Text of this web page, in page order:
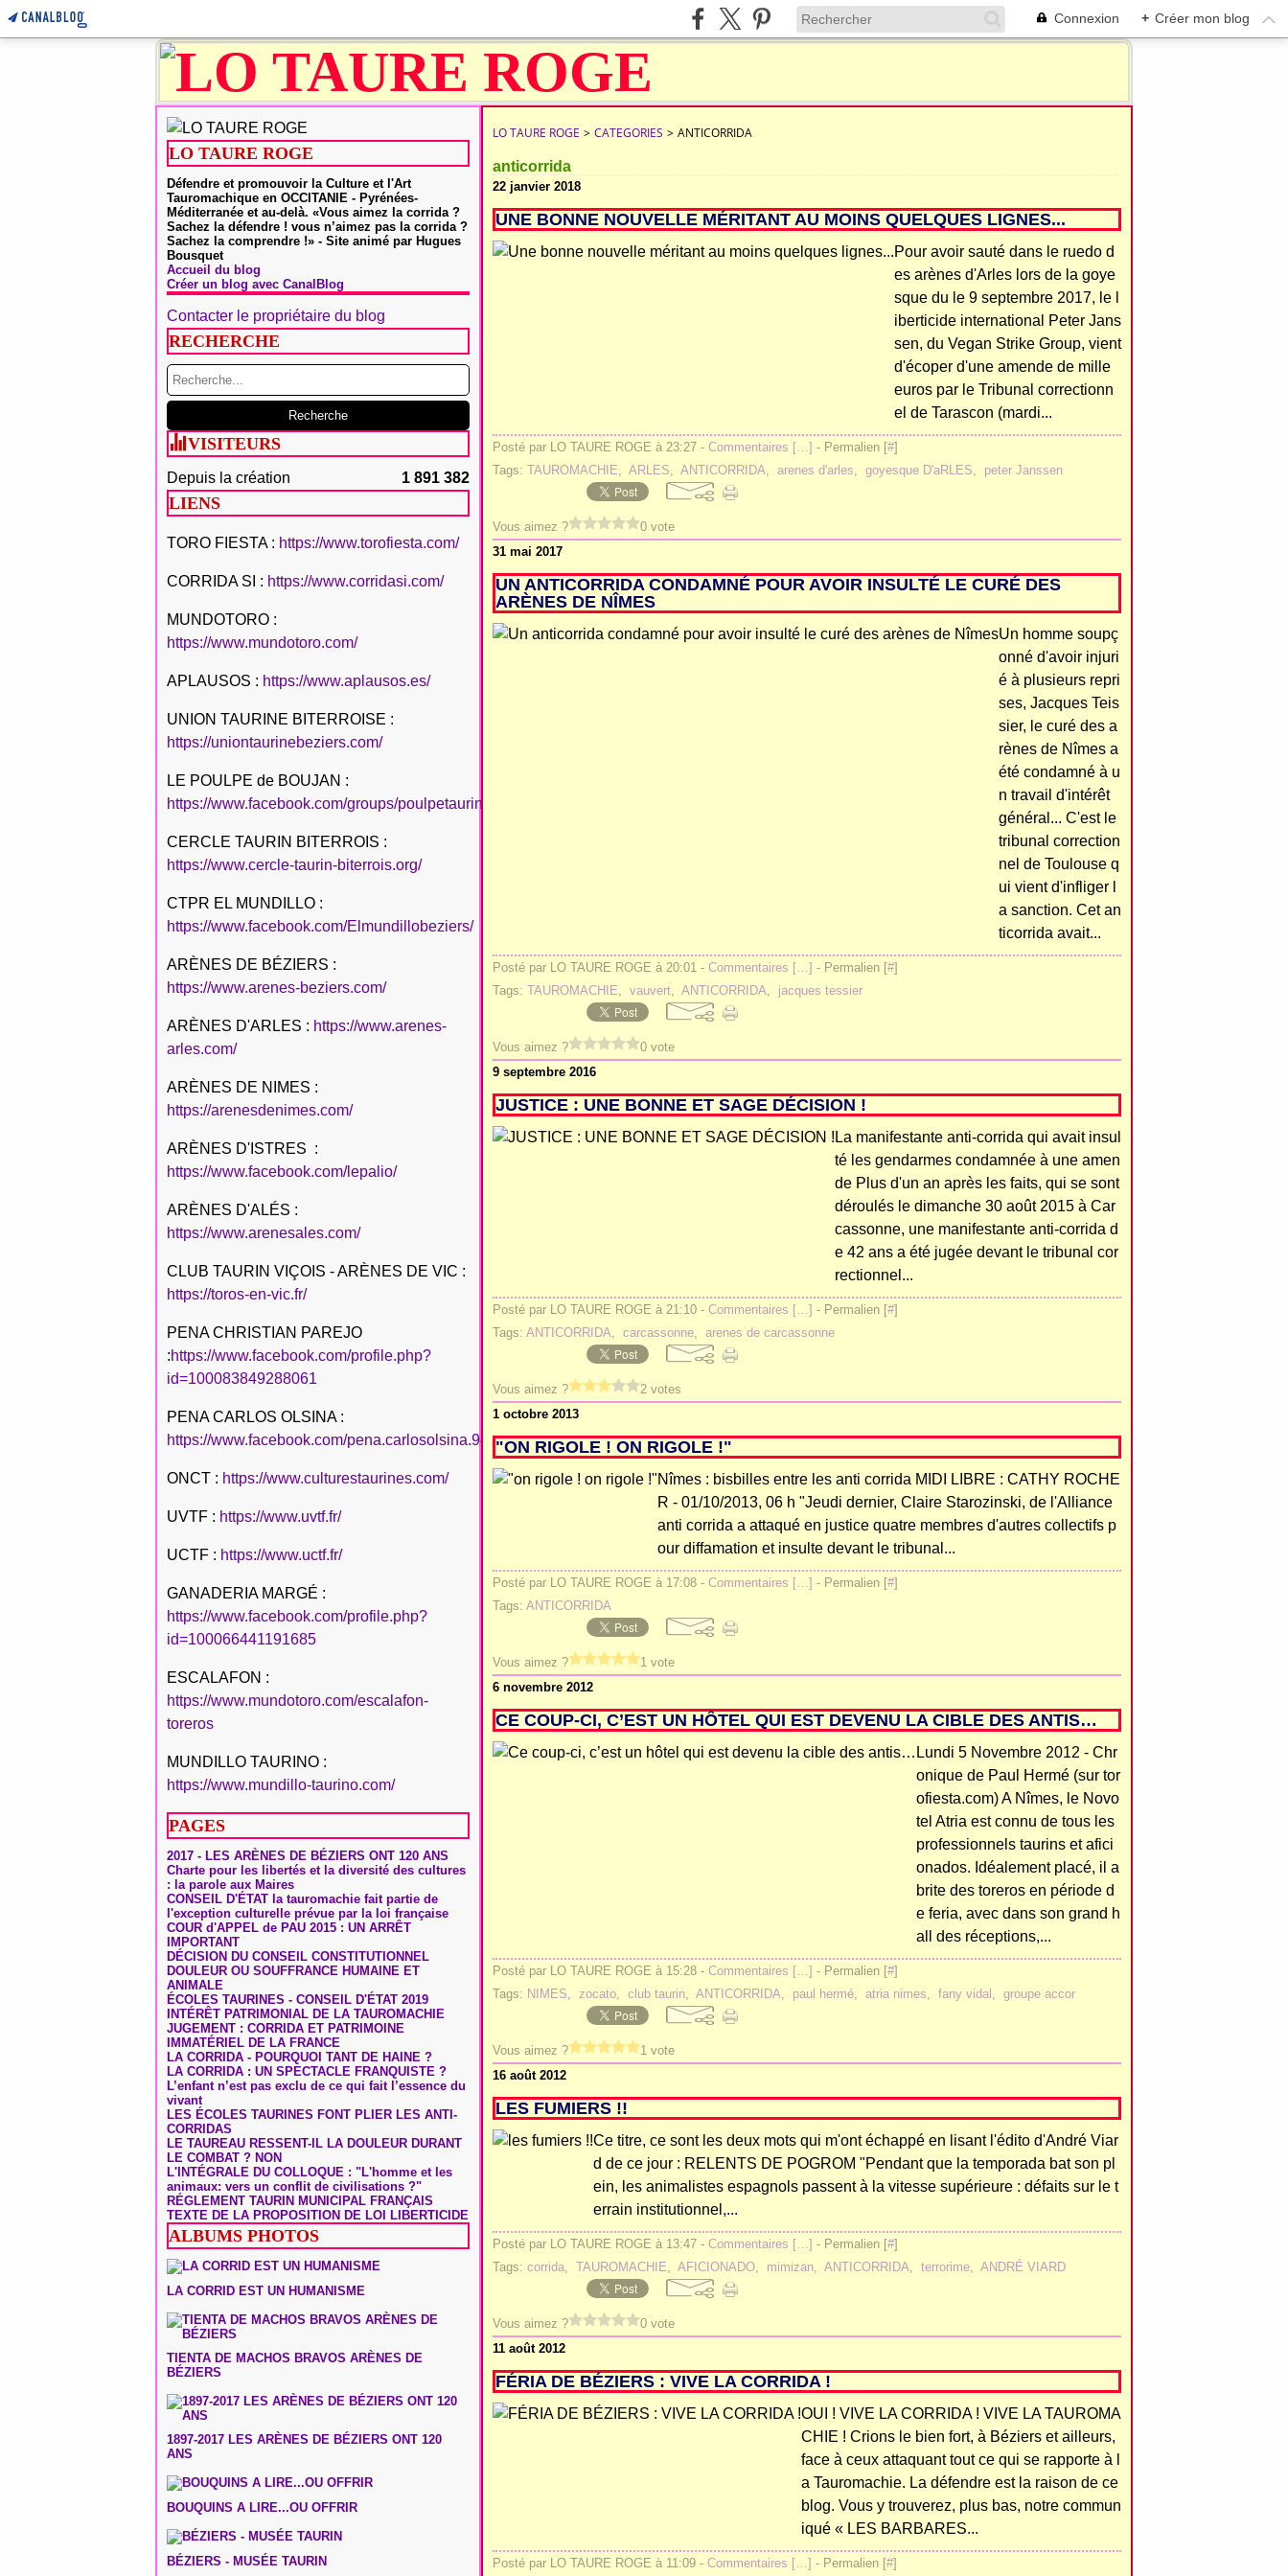
Connexion + Créer mon blog
LO TAURE ROGE
Défendre et promouvoir la Culture et l'Art
Tauromachique en OCCITANIE - Pyrénées-
Méditerranée et au-delà. «Vous aimez la corrida ?
Sachez la défendre ! vous n’aimez pas la corrida ?
Sachez la comprendre !» - Site animé par Hugues
Bousquet
Accueil du blog
Créer un blog avec CanalBlog
Contacter le propriétaire du blog
RECHERCHE
VISITEURS
Depuis la création 1 891 382
LIENS
TORO FIESTA : https://www.torofiesta.com/
CORRIDA SI : https://www.corridasi.com/
MUNDOTORO :
https://www.mundotoro.com/
APLAUSOS : https://www.aplausos.es/
UNION TAURINE BITERROISE :
https://uniontaurinebeziers.com/
LE POULPE de BOUJAN :
https://www.facebook.com/groups/poulpetaurinboujan/
CERCLE TAURIN BITERROIS :
https://www.cercle-taurin-biterrois.org/
CTPR EL MUNDILLO :
https://www.facebook.com/Elmundillobeziers/
ARÈNES DE BÉZIERS :
https://www.arenes-beziers.com/
ARÈNES D'ARLES : https://www.arenes-
arles.com/
ARÈNES DE NIMES :
https://arenesdenimes.com/
ARÈNES D'ISTRES :
https://www.facebook.com/lepalio/
ARÈNES D'ALÉS :
https://www.arenesales.com/
CLUB TAURIN VIÇOIS - ARÈNES DE VIC :
https://toros-en-vic.fr/
PENA CHRISTIAN PAREJO
:https://www.facebook.com/profile.php?
id=100083849288061
PENA CARLOS OLSINA :
https://www.facebook.com/pena.carlosolsina.94
ONCT : https://www.culturestaurines.com/
UVTF : https://www.uvtf.fr/
UCTF : https://www.uctf.fr/
GANADERIA MARGÉ :
https://www.facebook.com/profile.php?
id=100066441191685
ESCALAFON :
https://www.mundotoro.com/escalafon-
toreros
MUNDILLO TAURINO :
https://www.mundillo-taurino.com/
PAGES
2017 - LES ARÈNES DE BÉZIERS ONT 120 ANS
Charte pour les libertés et la diversité des cultures
: la parole aux Maires
CONSEIL D'ÉTAT la tauromachie fait partie de
l'exception culturelle prévue par la loi française
COUR d'APPEL de PAU 2015 : UN ARRÊT
IMPORTANT
DÉCISION DU CONSEIL CONSTITUTIONNEL
DOULEUR OU SOUFFRANCE HUMAINE ET
ANIMALE
ÉCOLES TAURINES - CONSEIL D'ÉTAT 2019
INTÉRÊT PATRIMONIAL DE LA TAUROMACHIE
JUGEMENT : CORRIDA ET PATRIMOINE
IMMATÉRIEL DE LA FRANCE
LA CORRIDA - POURQUOI TANT DE HAINE ?
LA CORRIDA : UN SPECTACLE FRANQUISTE ?
L’enfant n’est pas exclu de ce qui fait l’essence du
vivant
LES ÉCOLES TAURINES FONT PLIER LES ANTI-
CORRIDAS
LE TAUREAU RESSENT-IL LA DOULEUR DURANT
LE COMBAT ? NON
L'INTÉGRALE DU COLLOQUE : "L'homme et les
animaux: vers un conflit de civilisations ?"
RÉGLEMENT TAURIN MUNICIPAL FRANÇAIS
TEXTE DE LA PROPOSITION DE LOI LIBERTICIDE
ALBUMS PHOTOS
LA CORRID EST UN HUMANISME
TIENTA DE MACHOS BRAVOS ARÈNES DE
BÉZIERS
1897-2017 LES ARÈNES DE BÉZIERS ONT 120
ANS
BOUQUINS A LIRE...OU OFFRIR
BÉZIERS - MUSÉE TAURIN
LO TAURE ROGE > CATEGORIES > ANTICORRIDA
anticorrida
22 janvier 2018
UNE BONNE NOUVELLE MÉRITANT AU MOINS QUELQUES LIGNES...
Pour avoir sauté dans le ruedo d
es arènes d'Arles lors de la goye
sque du le 9 septembre 2017, le l
iberticide international Peter Jans
sen, du Vegan Strike Group, vient
d'écoper d'une amende de mille
euros par le Tribunal correctionn
el de Tarascon (mardi...
Posté par LO TAURE ROGE à 23:27 - Commentaires […] - Permalien [#]
Tags: TAUROMACHIE, ARLES, ANTICORRIDA, arenes d'arles, goyesque D'aRLES, peter Janssen
Vous aimez ?
0 vote
31 mai 2017
UN ANTICORRIDA CONDAMNÉ POUR AVOIR INSULTÉ LE CURÉ DES
ARÈNES DE NÎMES
Un homme soupç
onné d'avoir injuri
é à plusieurs repri
ses, Jacques Teis
sier, le curé des a
rènes de Nîmes a
été condamné à u
n travail d'intérêt
général... C'est le
tribunal correction
nel de Toulouse q
ui vient d'infliger l
a sanction. Cet an
ticorrida avait...
Posté par LO TAURE ROGE à 20:01 - Commentaires […] - Permalien [#]
Tags: TAUROMACHIE, vauvert, ANTICORRIDA, jacques tessier
Vous aimez ?
0 vote
9 septembre 2016
JUSTICE : UNE BONNE ET SAGE DÉCISION !
La manifestante anti-corrida qui avait insul
té les gendarmes condamnée à une amen
de Plus d'un an après les faits, qui se sont
déroulés le dimanche 30 août 2015 à Car
cassonne, une manifestante anti-corrida d
e 42 ans a été jugée devant le tribunal cor
rectionnel...
Posté par LO TAURE ROGE à 21:10 - Commentaires […] - Permalien [#]
Tags: ANTICORRIDA, carcassonne, arenes de carcassonne
Vous aimez ?
2 votes
1 octobre 2013
"ON RIGOLE ! ON RIGOLE !"
Nîmes : bisbilles entre les anti corrida MIDI LIBRE : CATHY ROCHE
R - 01/10/2013, 06 h "Jeudi dernier, Claire Starozinski, de l'Alliance
anti corrida a attaqué en justice quatre membres d'autres collectifs p
our diffamation et insulte devant le tribunal...
Posté par LO TAURE ROGE à 17:08 - Commentaires […] - Permalien [#]
Tags: ANTICORRIDA
Vous aimez ?
1 vote
6 novembre 2012
CE COUP-CI, C’EST UN HÔTEL QUI EST DEVENU LA CIBLE DES ANTIS…
Lundi 5 Novembre 2012 - Chr
onique de Paul Hermé (sur tor
ofiesta.com) A Nîmes, le Novo
tel Atria est connu de tous les
professionnels taurins et afici
onados. Idéalement placé, il a
brite des toreros en période d
e feria, avec dans son grand h
all des réceptions,...
Posté par LO TAURE ROGE à 15:28 - Commentaires […] - Permalien [#]
Tags: NIMES, zocato, club taurin, ANTICORRIDA, paul hermé, atria nimes, fany vidal , groupe accor
Vous aimez ?
1 vote
16 août 2012
LES FUMIERS !!
Ce titre, ce sont les deux mots qui m'ont échappé en lisant l'édito d'André Viar
d de ce jour : RELENTS DE POGROM "Pendant que la temporada bat son pl
ein, les animalistes espagnols passent à la vitesse supérieure : défaits sur le t
errain institutionnel,...
Posté par LO TAURE ROGE à 13:47 - Commentaires […] - Permalien [#]
Tags: corrida, TAUROMACHIE, AFICIONADO, mimizan, ANTICORRIDA, terrorime, ANDRÉ VIARD
Vous aimez ?
0 vote
11 août 2012
FÉRIA DE BÉZIERS : VIVE LA CORRIDA !
OUI ! VIVE LA CORRIDA ! VIVE LA TAUROMA
CHIE ! Crions le bien fort, à Béziers et ailleurs,
face à ceux attaquant tout ce qui se rapporte à l
a Tauromachie. La défendre est la raison de ce
blog. Vous y trouverez, plus bas, notre commun
iqué « LES BARBARES...
Posté par LO TAURE ROGE à 11:09 - Commentaires […] - Permalien [#]